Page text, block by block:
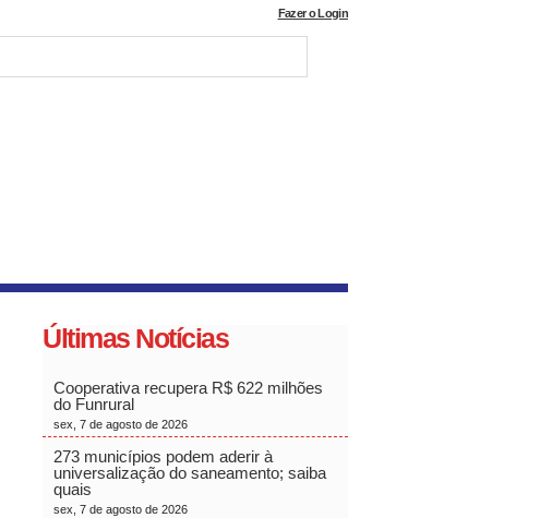
Fazer o Login
Últimas Notícias
Cooperativa recupera R$ 622 milhões
do Funrural
sex, 7 de agosto de 2026
273 municípios podem aderir à
universalização do saneamento; saiba
quais
sex, 7 de agosto de 2026